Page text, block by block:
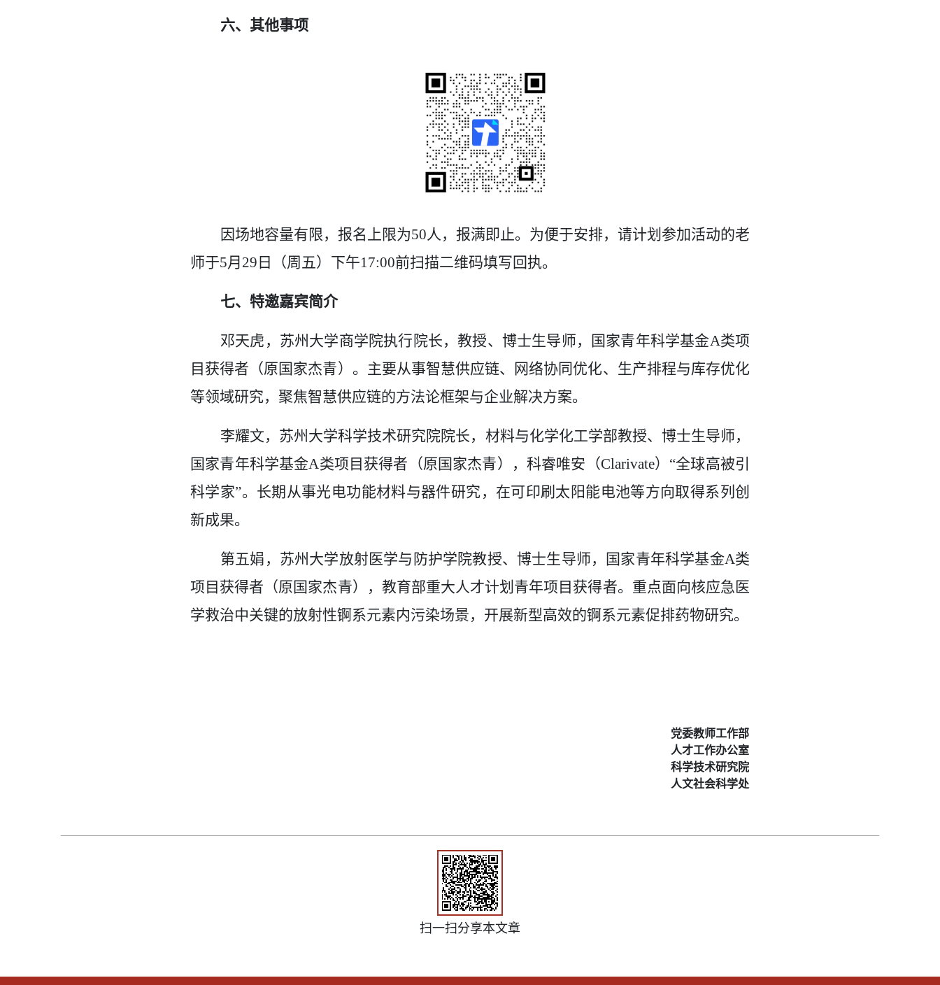
六、其他事项
因场地容量有限，报名上限为50人，报满即止。为便于安排，请计划参加活动的老
师于5月29日（周五）下午17:00前扫描二维码填写回执。
七、特邀嘉宾简介
邓天虎，苏州大学商学院执行院长，教授、博士生导师，国家青年科学基金A类项
目获得者（原国家杰青）。主要从事智慧供应链、网络协同优化、生产排程与库存优化
等领域研究，聚焦智慧供应链的方法论框架与企业解决方案。
李耀文，苏州大学科学技术研究院院长，材料与化学化工学部教授、博士生导师，
国家青年科学基金A类项目获得者（原国家杰青），科睿唯安（Clarivate）“全球高被引
科学家”。长期从事光电功能材料与器件研究，在可印刷太阳能电池等方向取得系列创
新成果。
第五娟，苏州大学放射医学与防护学院教授、博士生导师，国家青年科学基金A类
项目获得者（原国家杰青），教育部重大人才计划青年项目获得者。重点面向核应急医
学救治中关键的放射性锕系元素内污染场景，开展新型高效的锕系元素促排药物研究。
党委教师工作部
人才工作办公室
科学技术研究院
人文社会科学处
扫一扫分享本文章